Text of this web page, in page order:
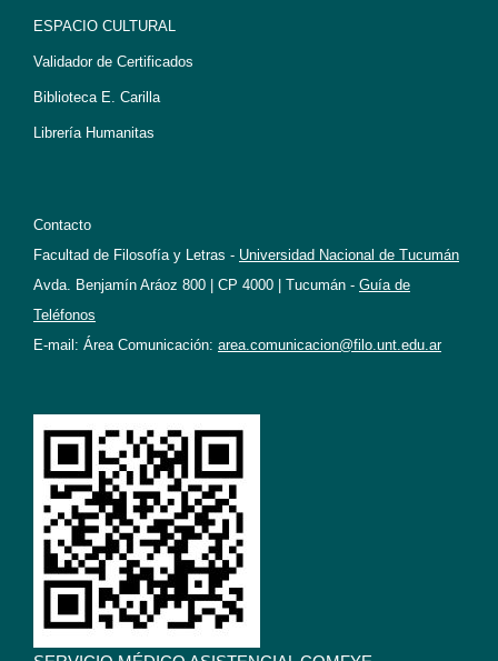
ESPACIO CULTURAL
Validador de Certificados
Biblioteca E. Carilla
Librería Humanitas
Contacto
Facultad de Filosofía y Letras - Universidad Nacional de Tucumán
Avda. Benjamín Aráoz 800 | CP 4000 | Tucumán - Guía de
Teléfonos
E-mail: Área Comunicación: area.comunicacion@filo.unt.edu.ar